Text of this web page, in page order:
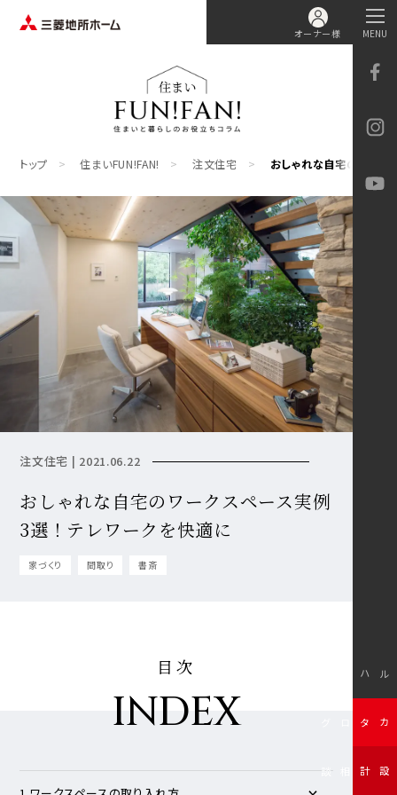
オーナー様 MENU
無料設計相談
トップ 住まいFUN!FAN! 注文住宅 おしゃれな自宅のワーク
注文住宅 | 2021.06.22
おしゃれな自宅のワークスペース実例
3選！テレワークを快適に
家づくり 間取り 書斎
目次
INDEX